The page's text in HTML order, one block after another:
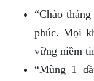
“Chào
phúc. Mọi
vững niềm
“Mùng 1